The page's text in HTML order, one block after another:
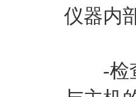
仪器内
-检查